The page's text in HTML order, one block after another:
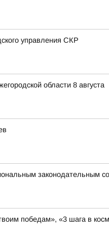
управления СКР
области 8 августа
законодательным
победам», «3 шага в